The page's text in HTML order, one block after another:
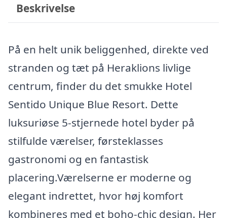
Beskrivelse
På en helt unik beliggenhed, direkte ved
stranden og tæt på Heraklions livlige
centrum, finder du det smukke Hotel
Sentido Unique Blue Resort. Dette
luksuriøse 5-stjernede hotel byder på
stilfulde værelser, førsteklasses
gastronomi og en fantastisk
placering.Værelserne er moderne og
elegant indrettet, hvor høj komfort
kombineres med et boho-chic design. Her